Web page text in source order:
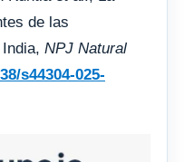
de las
NPJ Natural
s44304-025-